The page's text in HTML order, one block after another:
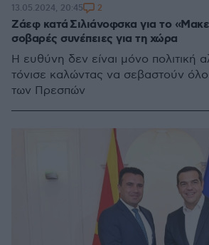
Ζάεφ κατά Σιλιάνοφσκα για το
σοβαρές συνέπειες για τη χώρα
Η ευθύνη δεν είναι μόνο πολιτική
τόνισε καλώντας να σεβαστούν
των Πρεσπών
13.05.2024, 20:45 2